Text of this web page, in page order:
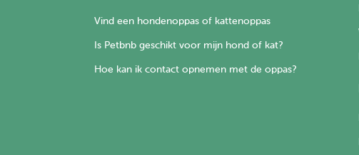
Vind een hondenoppas of kattenoppas
Is Petbnb geschikt voor mijn hond of kat?
Hoe kan ik contact opnemen met de oppas?